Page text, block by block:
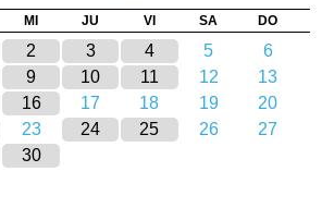
MI JU VI SA DO
2 3 4 5
6
9 10 11 12
13
16 17 18 19
20
23 24 25 26
27
30